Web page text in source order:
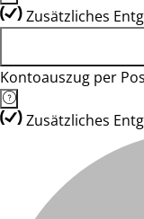
Zusätzliches
Kontoauszug per
Zusätzliches